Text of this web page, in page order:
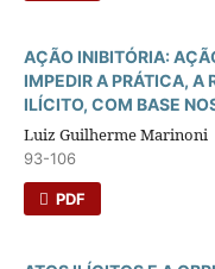
AÇÃO INIBITÓRIA:
IMPEDIR A PRÁTICA, A
ILÍCITO, COM BASE
Luiz Guilherme Marinoni
93-106
PDF